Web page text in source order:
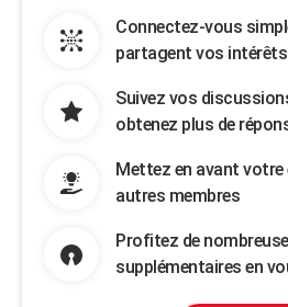
Connectez-vous
partagent vos intérêts
Suivez vos
obtenez plus de
Mettez en avant votre
autres membres
Profitez de
supplémentaires en